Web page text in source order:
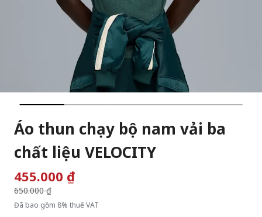
Áo thun chạy bộ nam vải ba
chất liệu VELOCITY
455.000 ₫Giá giảm từ
650.000 ₫
đến
Đã bao gồm 8% thuế VAT